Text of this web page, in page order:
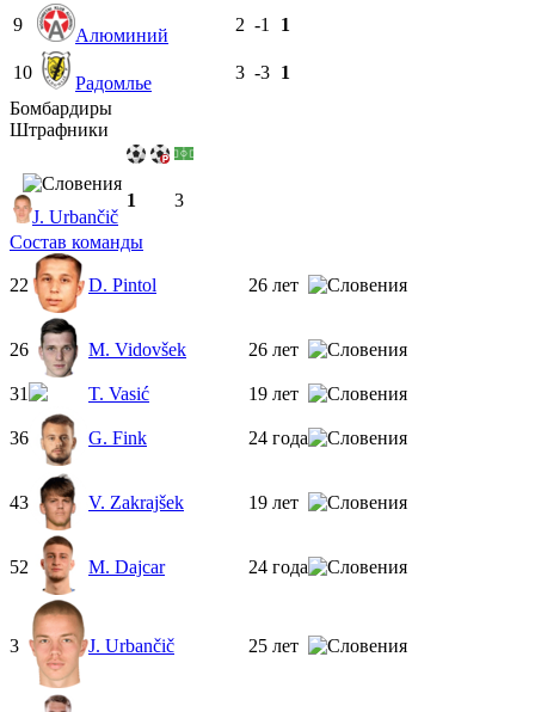
9
Алюминий
2 -1 1
10
Радомлье
3 -3 1
Бомбардиры
Штрафники
J. Urbančič
1 3
Состав команды
22 D. Pintol 26 лет
26 M. Vidovšek 26 лет
31 T. Vasić 19 лет
36 G. Fink 24 года
43 V. Zakrajšek 19 лет
52 M. Dajcar 24 года
3 J. Urbančič 25 лет